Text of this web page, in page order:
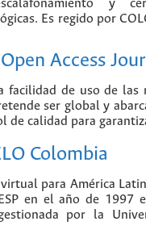
y
Es regido por
Access
facilidad de uso de las
ser global y
de calidad para
Colombia
para América
en el año de 1997
por la